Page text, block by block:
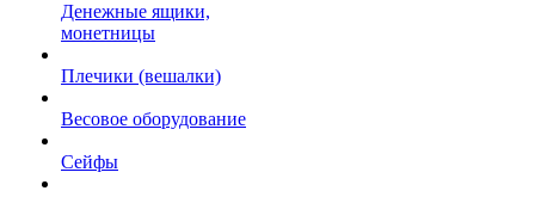
Денежные ящики,
монетницы
Плечики (вешалки)
Весовое оборудование
Сейфы